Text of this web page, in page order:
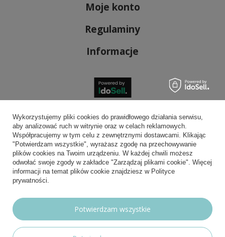
Moje konto
Regulaminy
Informacje
Bezpieczne płatności
Wygodna dostawa
Możesz nam zaufać
Wykorzystujemy pliki cookies do prawidłowego działania serwisu,
aby analizować ruch w witrynie oraz w celach reklamowych.
Współpracujemy w tym celu z zewnętrznymi dostawcami. Klikając
"Potwierdzam wszystkie", wyrażasz zgodę na przechowywanie
plików cookies na Twoim urządzeniu. W każdej chwili możesz
odwołać swoje zgody w zakładce "Zarządzaj plikami cookie". Więcej
informacji na temat plików cookie znajdziesz w Polityce
prywatności.
Potwierdzam wszystkie